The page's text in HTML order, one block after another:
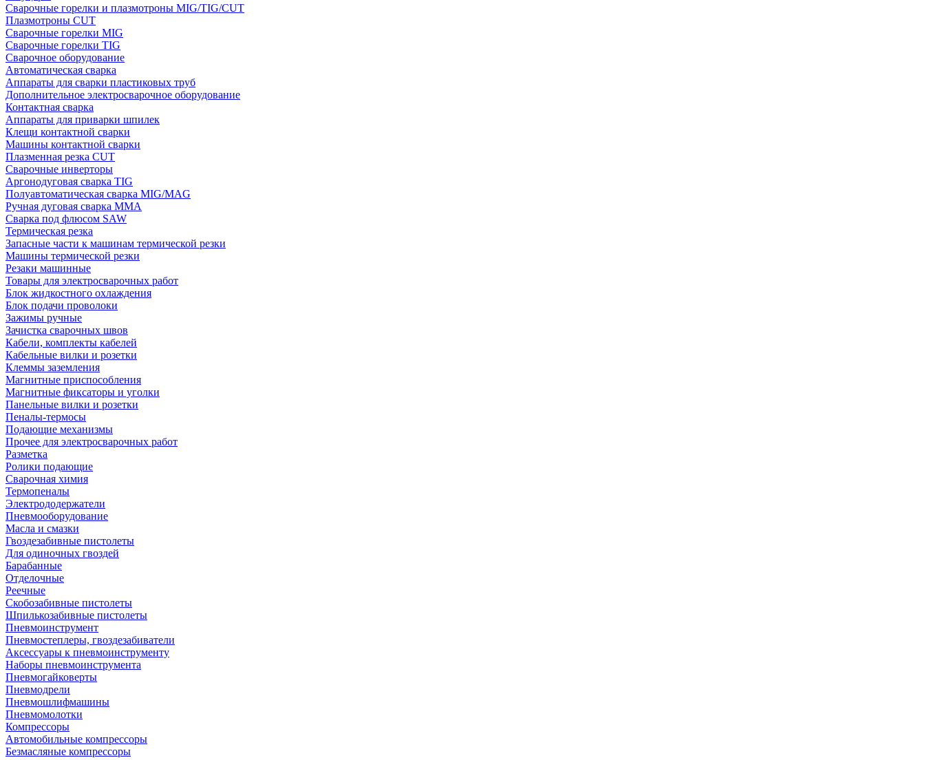
Сварочные горелки и плазмотроны MIG/TIG/CUT
Плазмотроны CUT
Сварочные горелки MIG
Сварочные горелки TIG
Сварочное оборудование
Автоматическая сварка
Аппараты для сварки пластиковых труб
Дополнительное электросварочное оборудование
Контактная сварка
Аппараты для приварки шпилек
Клещи контактной сварки
Машины контактной сварки
Плазменная резка CUT
Сварочные инверторы
Аргонодуговая сварка TIG
Полуавтоматическая сварка MIG/MAG
Ручная дуговая сварка MMA
Сварка под флюсом SAW
Термическая резка
Запасные части к машинам термической резки
Машины термической резки
Резаки машинные
Товары для электросварочных работ
Блок жидкостного охлаждения
Блок подачи проволоки
Зажимы ручные
Зачистка сварочных швов
Кабели, комплекты кабелей
Кабельные вилки и розетки
Клеммы заземления
Магнитные приспособления
Магнитные фиксаторы и уголки
Панельные вилки и розетки
Пеналы-термосы
Подающие механизмы
Прочее для электросварочных работ
Разметка
Ролики подающие
Сварочная химия
Термопеналы
Электрододержатели
Пневмооборудование
Масла и смазки
Гвоздезабивные пистолеты
Для одиночных гвоздей
Барабанные
Отделочные
Реечные
Скобозабивные пистолеты
Шпилькозабивные пистолеты
Пневмоинструмент
Пневмостеплеры, гвоздезабиватели
Аксессуары к пневмоинструменту
Наборы пневмоинструмента
Пневмогайковерты
Пневмодрели
Пневмошлифмашины
Пневмомолотки
Компрессоры
Автомобильные компрессоры
Безмасляные компрессоры